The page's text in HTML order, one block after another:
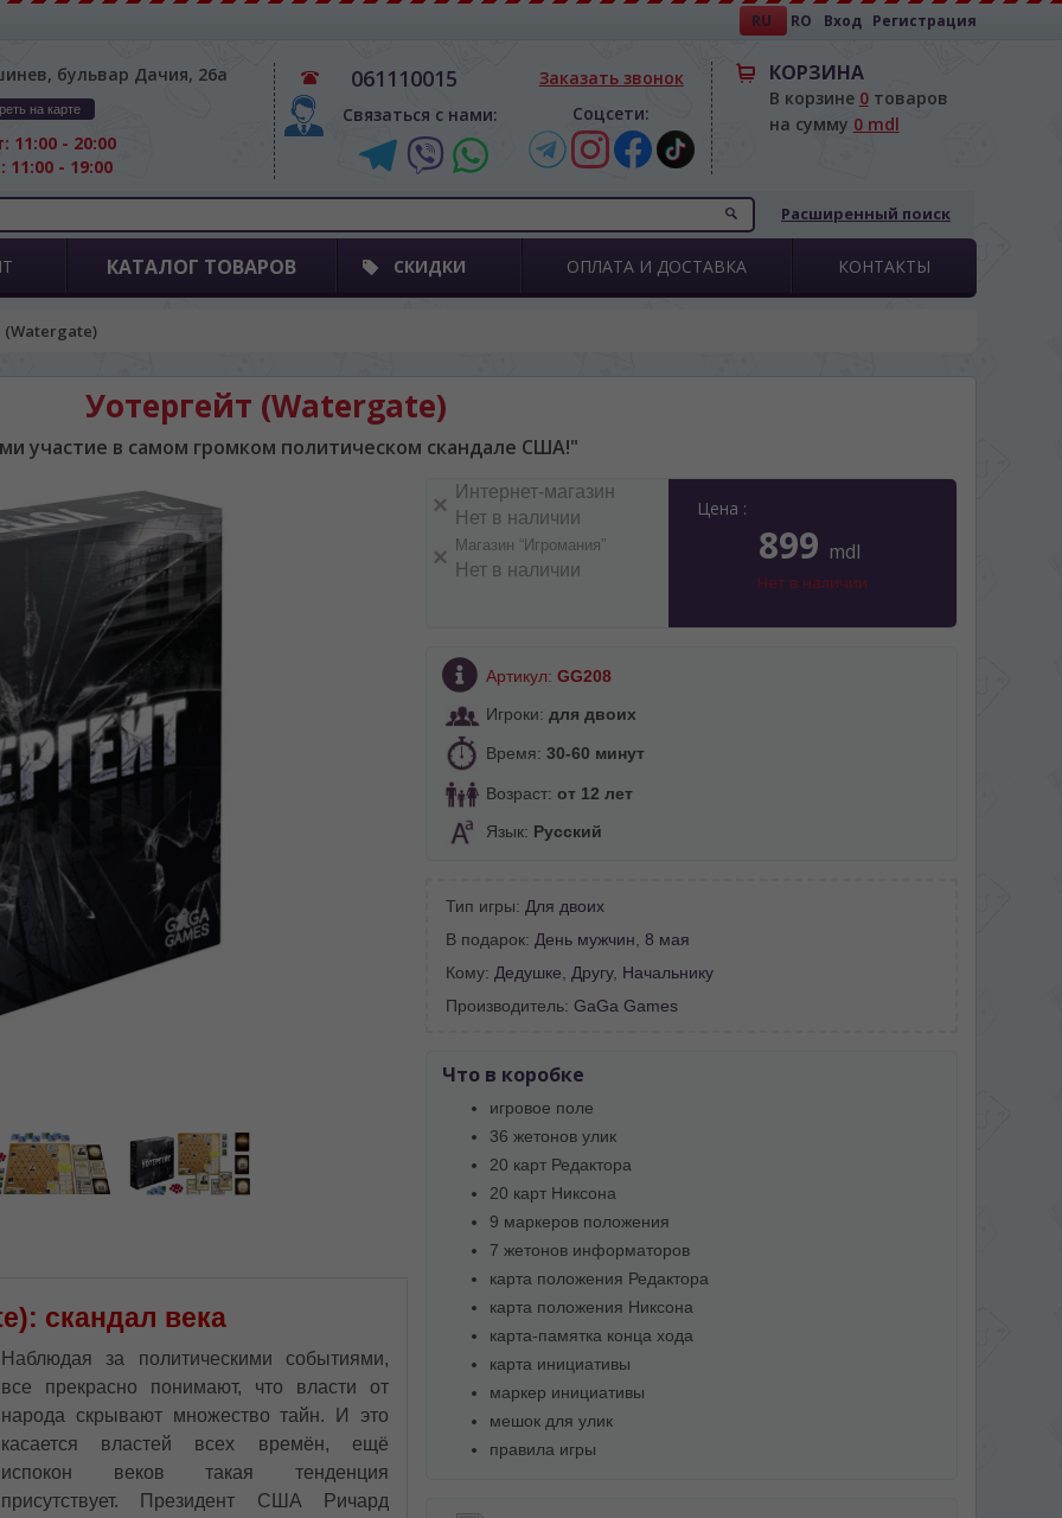
RU RO Вход Регистрация
бульвар Дачия, 26а
на карте
11:00 - 20:00
11:00 - 19:00
061110015
Связаться с нами:
Заказать звонок
Соцсети:
КОРЗИНА
В корзине 0товаров
на сумму 0 mdl
Расширенный поиск
КАТАЛОГ ТОВАРОВ СКИДКИ ОПЛАТА И ДОСТАВКА КОНТАКТЫ
(Watergate)
Уотергейт (Watergate)
участие в самом громком политическом скандале США!"
скандал века
Наблюдая за политическими событиями,
все прекрасно понимают, что власти от
народа скрывают множество тайн. И это
касается властей всех времён, ещё
испокон веков такая тенденция
присутствует. Президент США Ричард
Цена :
899 mdl
Нет в наличии
Интернет-магазин
Нет в наличии
Магазин “Игромания”
Нет в наличии
Артикул: GG208
Игроки: для двоих
Время: 30-60 минут
Возраст: от 12 лет
Язык: Русский
Тип игры: Для двоих
В подарок: День мужчин 8 мая
Кому: Дедушке Другу, Начальнику
Производитель: GaGa Games
Что в коробке
игровое поле
36 жетонов улик
20 карт Редактора
20 карт Никсона
9 маркеров положения
7 жетонов информаторов
карта положения Редактора
карта положения Никсона
карта-памятка конца хода
карта инициативы
маркер инициативы
мешок для улик
правила игры
наш сайт?
site-ul nostru?
сохраним Ваш выбор языка.
то это можно всегда сделать в
oricând să faceți asta în colțul din
paginii.
RU